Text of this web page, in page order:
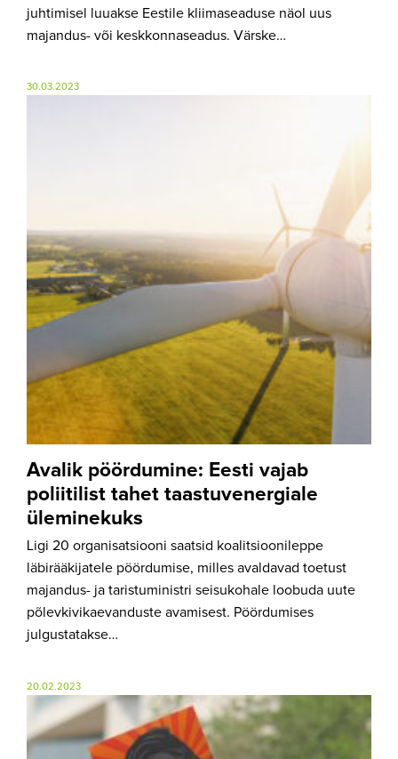
juhtimisel luuakse Eestile kliimaseaduse näol uus
majandus- või keskkonnaseadus. Värske…
30.03.2023
Avalik pöördumine: Eesti vajab
poliitilist tahet taastuvenergiale
üleminekuks
Ligi 20 organisatsiooni saatsid koalitsioonileppe
läbirääkijatele pöördumise, milles avaldavad toetust
majandus- ja taristuministri seisukohale loobuda uute
põlevkivikaevanduste avamisest. Pöördumises
julgustatakse…
20.02.2023